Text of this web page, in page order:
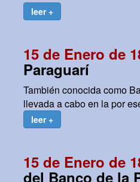
leer +
15 de Enero de
Paraguarí
También conocida como
llevada a cabo en la por
leer +
15 de Enero de
del Banco de la